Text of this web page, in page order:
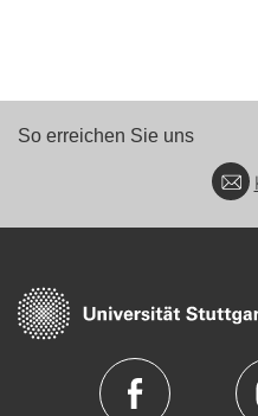
So erreichen Sie uns